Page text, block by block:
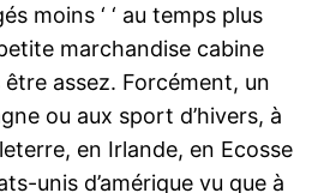
moins ‘ ‘ au temps plus
marchandise cabine
assez. Forcément, un
ou aux sport d’hivers, à
en Irlande, en Ecosse
unis d’amérique vu que à